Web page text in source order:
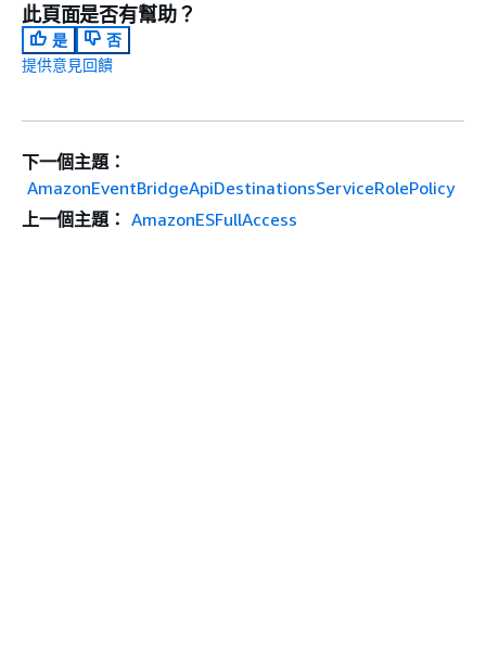
此頁面是否有幫助？
是
否
提供意見回饋
下一個主題：
AmazonEventBridgeApiDestinationsServiceRolePolicy
上一個主題： AmazonESFullAccess